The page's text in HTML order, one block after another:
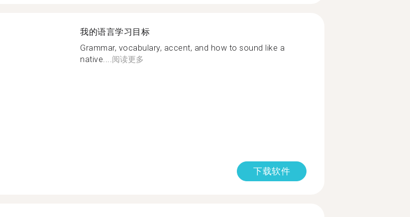
我的语言学习目标
Grammar, vocabulary, accent, and how to sound like a
native....阅读更多
下载软件